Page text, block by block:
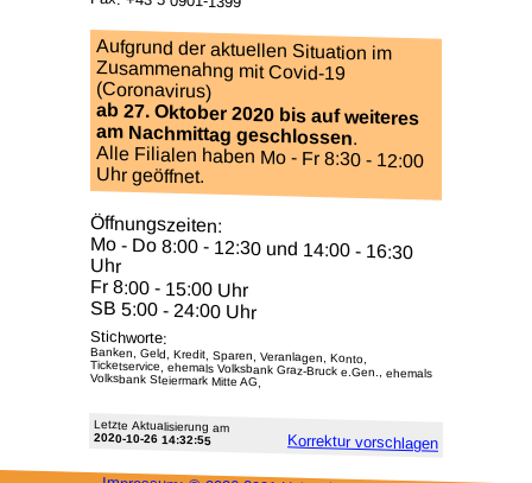
Aufgrund der aktuellen Situation im
Zusammenahng mit Covid-19
(Coronavirus)
ab 27. Oktober 2020 bis auf weiteres
am Nachmittag geschlossen.
Alle Filialen haben Mo - Fr 8:30 - 12:00
Uhr geöffnet.
Öffnungszeiten:
Mo - Do 8:00 - 12:30 und 14:00 - 16:30
Uhr
Fr 8:00 - 15:00 Uhr
SB 5:00 - 24:00 Uhr
Stichworte:
Banken, Geld, Kredit, Sparen, Veranlagen, Konto,
Ticketservice, ehemals Volksbank Graz-Bruck e.Gen., ehemals
Volksbank Steiermark Mitte AG,
Letzte Aktu­alisie­rung am
2020-10-26 14:32:55 Korrektur vor­schlagen